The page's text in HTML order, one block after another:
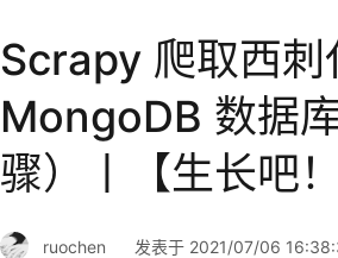
Scrapy 爬取西
MongoDB 数据
骤）丨【生长吧
ruochen 发表于 2021/07/06